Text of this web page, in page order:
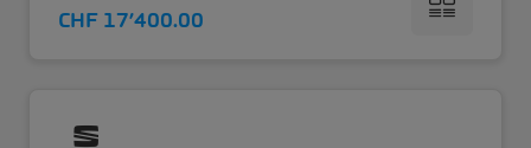
CHF 17’400.00